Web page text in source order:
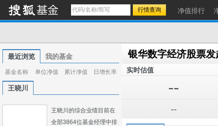
净值排行
最近浏览 我的基金
基金名称 单位净值 累计净值 日增长率
王晓川
王晓川的综合业绩目前在
全部3864位基金经理中排
银华数字经济股票发
实时估值
--
--